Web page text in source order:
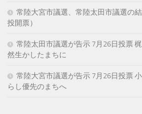
常陸大宮市議選、常陸太田市議選の
投開票）
常陸太田市議選が告示 7月26日投票
然生かしたまちに
常陸大宮市議選が告示 7月26日投票
らし優先のまちへ